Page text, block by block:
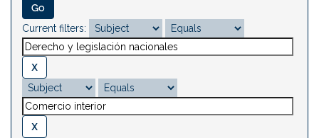
Current filters: